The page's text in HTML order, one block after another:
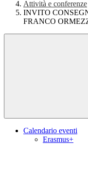
Attività e conferenze
INVITO
FRANCO
Calendario eventi
Erasmus+